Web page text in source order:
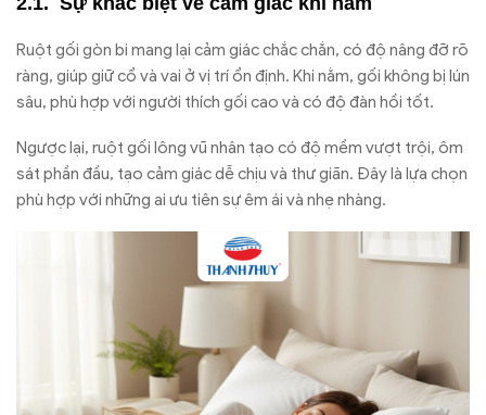
Ruột gối gòn bi mang lại cảm giác chắc chắn, có độ nâng đỡ rõ
ràng, giúp giữ cổ và vai ở vị trí ổn định. Khi nằm, gối không bị lún
sâu, phù hợp với người thích gối cao và có độ đàn hồi tốt.
Ngược lại, ruột gối lông vũ nhân tạo có độ mềm vượt trội, ôm
sát phần đầu, tạo cảm giác dễ chịu và thư giãn. Đây là lựa chọn
phù hợp với những ai ưu tiên sự êm ái và nhẹ nhàng.